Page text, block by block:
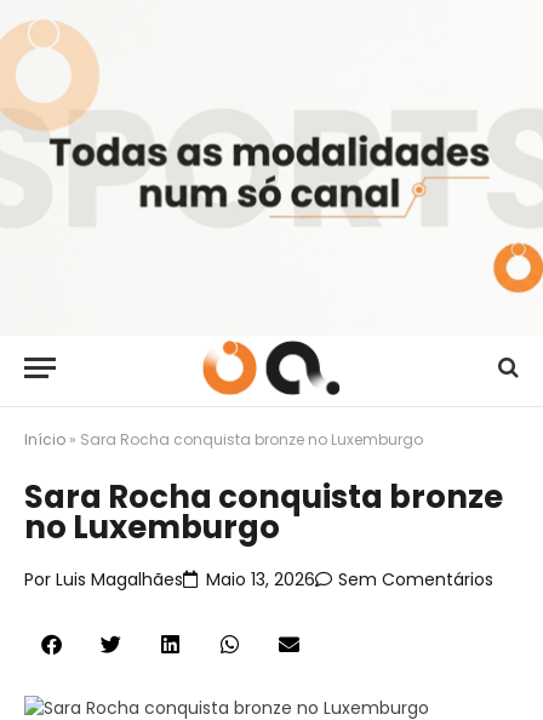
Início » Sara Rocha conquista bronze no Luxemburgo
Sara Rocha conquista bronze
no Luxemburgo
Por Luis Magalhães Maio 13, 2026 Sem Comentários